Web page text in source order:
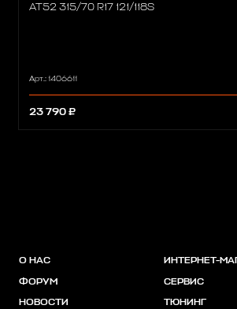
AT52 315/70 R17 121/118S
Арт.: 1406611
23 790 ₽
О НАС
ФОРУМ
НОВОСТИ
ИНТЕРНЕТ-
СЕРВИС
ТЮНИНГ